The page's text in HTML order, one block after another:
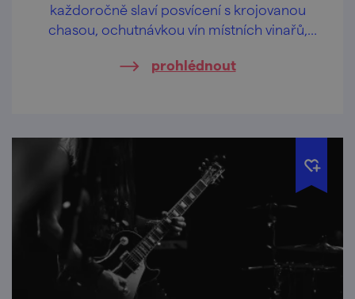
každoročně slaví posvícení s krojovanou
chasou, ochutnávkou vín místních vinařů,
zábavou, co končívá až nad ránem…
prohlédnout